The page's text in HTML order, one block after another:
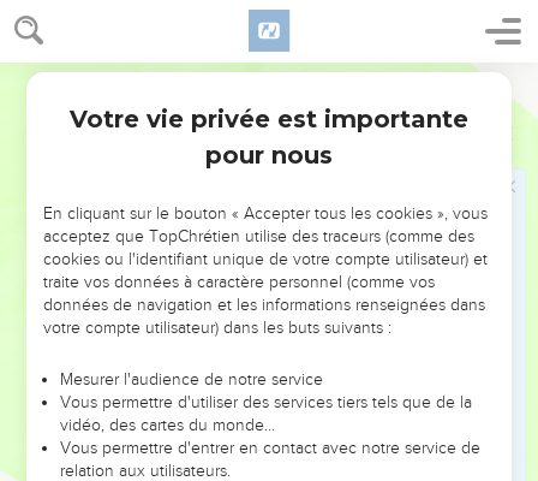
Exode 25
L'amandier est l'arbre printanier par excellence, l'image, du
réveil de la vie (
Jérémie 1.11-12) l'emblème le plus propre, par
conséquent, à figurer le lever de la lumière.
Quant à la tige du milieu, elle portait quatre fleurs
semblables, trois aux trois endroits où le tronc jetait à
sous la lampe que portait cette tige.
L'on tournera la lumière...
Les becs des réservoirs à huile,
d'où sortaient les mèches, devaient être tournés non du côté
Les cendriers: petits vases pour recevoir ce qu'on
mouchait de la lampe.
Votre vie privée est importante
pour nous
En cliquant sur le bouton « Accepter tous les cookies », vous
acceptez que TopChrétien utilise des traceurs (comme des
cookies ou l'identifiant unique de votre compte utilisateur) et
traite vos données à caractère personnel (comme vos
données de navigation et les informations renseignées dans
votre compte utilisateur) dans les buts suivants :
Mesurer l'audience de notre service
Vous permettre d'utiliser des services tiers tels que de la
vidéo, des cartes du monde…
Vous permettre d'entrer en contact avec notre service de
relation aux utilisateurs.